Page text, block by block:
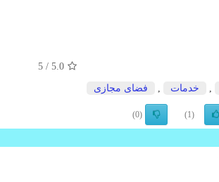
5.0
/ 5
خدمات فضای مجازی
(1)
(0)